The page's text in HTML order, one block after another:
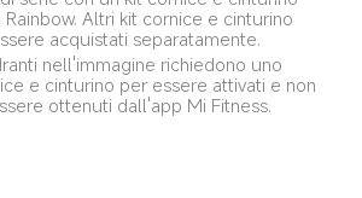
Rainbow. Altri kit cornice e cinturino
acquistati separatamente.
nell'immagine richiedono uno
e cinturino per essere attivati e non
ottenuti dall'app Mi Fitness.